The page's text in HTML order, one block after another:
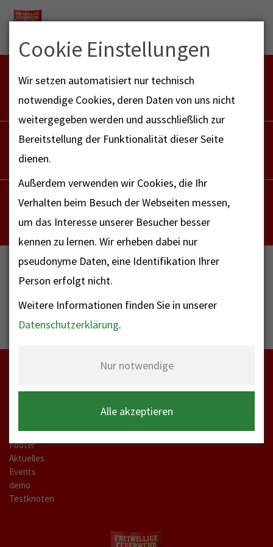
Menu
FEUERWEHR NOTFALL-RETTUNGSDIENST
112
POLIZEI
NOTRUF - FAX FÜR HÖRBEHINDERTE
112
Kontakt Labels
Footer
Aktuelles
Events
demo
Testknoten
Cookie Einstellungen
Wir setzen automatisiert nur technisch
notwendige Cookies, deren Daten von uns nicht
weitergegeben werden und ausschließlich zur
Bereitstellung der Funktionalität dieser Seite
dienen.
Außerdem verwenden wir Cookies, die Ihr
Verhalten beim Besuch der Webseiten messen,
um das Interesse unserer Besucher besser
kennen zu lernen. Wir erheben dabei nur
pseudonyme Daten, eine Identifikation Ihrer
Person erfolgt nicht.
Weitere Informationen finden Sie in unserer
Datenschutzerklärung.
Nur notwendige
Alle akzeptieren